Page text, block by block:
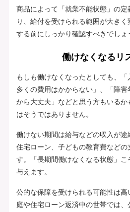
商品によって「就業不能状態」の
り、給付を受けられる範囲が大き
する前にしっかり確認すべきでしょ
働けなくなるリ
もしも働けなくなったとしても、
多くの費用はかからない」、「障
から大丈夫」などと思う方もいる
はそうではありません。
働けない期間は給与などの収入が
住宅ローン、子どもの教育費などの
す。「長期間働けなくなる状態」
与えます。
公的な保障を受けられる可能性は
庭や住宅ローン返済中の世帯では